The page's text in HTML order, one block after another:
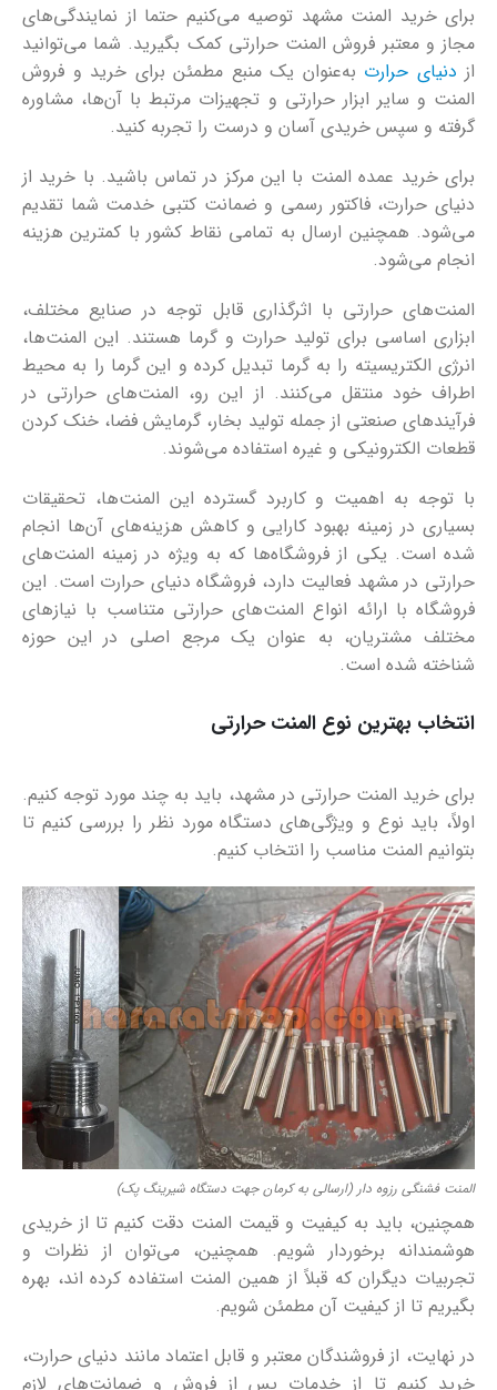
برای خرید المنت مشهد توصیه می‌کنیم حتما از نمایندگی‌های
مجاز و معتبر فروش المنت حرارتی کمک بگیرید. شما می‌توانید
از دنیای حرارت به‌عنوان یک منبع مطمئن برای خرید و فروش
المنت و سایر ابزار حرارتی و تجهیزات مرتبط با آن‌ها، مشاوره
گرفته و سپس خریدی آسان و درست را تجربه کنید.
برای خرید عمده المنت با این مرکز در تماس باشید. با خرید از
دنیای حرارت، فاکتور رسمی و ضمانت کتبی خدمت شما تقدیم
می‌شود. همچنین ارسال به تمامی نقاط کشور با کمترین هزینه
انجام می‌شود.
المنت‌های حرارتی با اثرگذاری قابل توجه در صنایع مختلف،
ابزاری اساسی برای تولید حرارت و گرما هستند. این المنت‌ها،
انرژی الکتریسیته را به گرما تبدیل کرده و این گرما را به محیط
اطراف خود منتقل می‌کنند. از این رو، المنت‌های حرارتی در
فرآیندهای صنعتی از جمله تولید بخار، گرمایش فضا، خنک کردن
قطعات الکترونیکی و غیره استفاده می‌شوند.
با توجه به اهمیت و کاربرد گسترده این المنت‌ها، تحقیقات
بسیاری در زمینه بهبود کارایی و کاهش هزینه‌های آن‌ها انجام
شده است. یکی از فروشگاه‌ها که به ویژه در زمینه المنت‌های
حرارتی در مشهد فعالیت دارد، فروشگاه دنیای حرارت است. این
فروشگاه با ارائه انواع المنت‌های حرارتی متناسب با نیازهای
مختلف مشتریان، به عنوان یک مرجع اصلی در این حوزه
شناخته شده است.
انتخاب بهترین نوع المنت حرارتی
برای خرید المنت حرارتی در مشهد، باید به چند مورد توجه کنیم.
اولاً، باید نوع و ویژگی‌های دستگاه مورد نظر را بررسی کنیم تا
بتوانیم المنت مناسب را انتخاب کنیم.
المنت فشنگی رزوه دار (ارسالی به کرمان جهت دستگاه شیرینگ پک)
همچنین، باید به کیفیت و قیمت المنت دقت کنیم تا از خریدی
هوشمندانه برخوردار شویم. همچنین، می‌توان از نظرات و
تجربیات دیگران که قبلاً از همین المنت استفاده کرده اند، بهره
بگیریم تا از کیفیت آن مطمئن شویم.
در نهایت، از فروشندگان معتبر و قابل اعتماد مانند دنیای حرارت،
خرید کنیم تا از خدمات پس از فروش و ضمانت‌های لازم